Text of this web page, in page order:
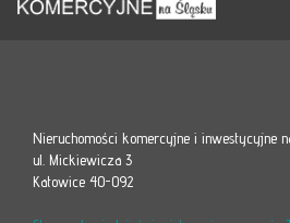
Nieruchomości komercyjne i inwestycyjne
ul. Mickiewicza 3
Katowice 40-092